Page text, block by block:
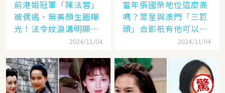
前港姐冠軍「陳法蓉」
被偶遇，無美顏生圖曝
光！法令紋淚溝明顯網
嘆：「絕世美女也會
2024/11/04
當年張國榮地位這麼高
嗎？眾星與澳門「三巨
頭」合影祇有他可以
「坐著」，而且還是C
2024/11/04